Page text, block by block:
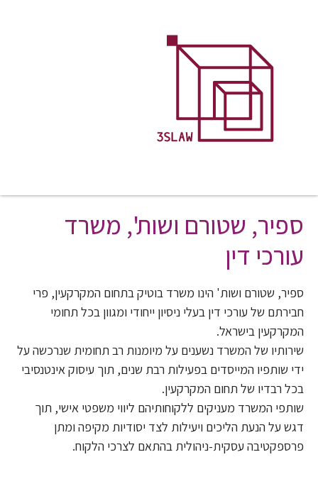
עורכי הדין
עורכי דין מנוסים בעלי רקע מקצועי
מגוון ועשיר, המחזיקים בגישה
פרי חבירתם של עורכי דין בעלי
המקרקעין בישראל
ספיר, שטורם ושות', משרד
עורכי דין
ספיר, שטורם ושות' הינו משרד בוטיק בתחום המקרקעין, פרי
חבירתם של עורכי דין בעלי ניסיון ייחודי ומגוון בכל תחומי
המקרקעין בישראל.
שירותיו של המשרד נשענים על מיומנות רב תחומית שנרכשה על
ידי שותפיו המייסדים בפעילות רבת שנים, תוך עיסוק אינטנסיבי
בכל רבדיו של תחום המקרקעין.
שותפי המשרד מעניקים ללקוחותיהם ליווי משפטי אישי, תוך
דגש על הנעת הליכים ויעילות לצד יסודיות מקיפה ומתן
פרספקטיבה עסקית-ניהולית בהתאם לצרכי הלקוח.